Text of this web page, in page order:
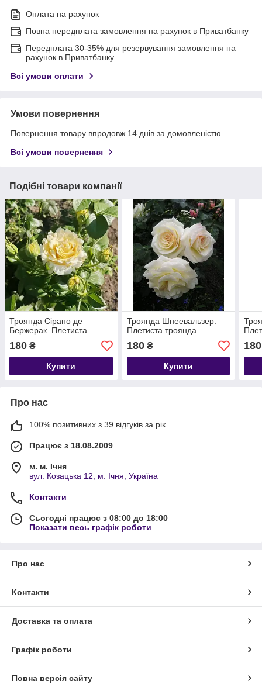
Оплата на рахунок
Повна передплата замовлення на рахунок в Приватбанку
Передплата 30-35% для резервування замовлення на
рахунок в Приватбанку
Всі умови оплати
Умови повернення
Повернення товару впродовж 14 днів за домовленістю
Всі умови повернення
Подібні товари компанії
Троянда Сірано де
Бержерак. Плетиста.
180 ₴
Купити
Троянда Шнеевальзер.
Плетиста троянда.
180₴
Купити
180
Про нас
100% позитивних з 39 відгуків за рік
Працює з 18.08.2009
м. м. Ічня
вул. Козацька 12, м. Ічня, Україна
Контакти
Сьогодні працює з 08:00 до 18:00
Показати весь графік роботи
Про нас
Контакти
Доставка та оплата
Графік роботи
Повна версія сайту